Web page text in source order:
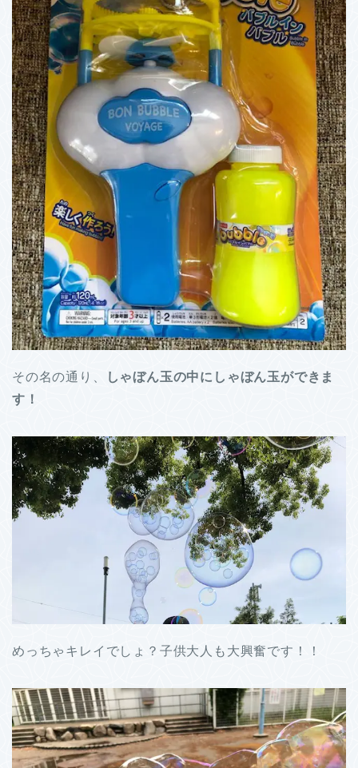
その名の通り、
しゃぼん玉の中にしゃぼん玉ができま
す！
めっちゃキレイでしょ？子供大人も大興奮です！！